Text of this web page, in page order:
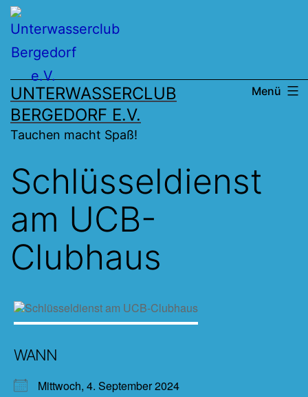
Zum
Inhalt
springen
UNTERWASSERCLUB
BERGEDORF E.V.
Tauchen macht Spaß!
Menü
Schlüsseldienst
am UCB-
Clubhaus
WANN
Mittwoch, 4. September 2024